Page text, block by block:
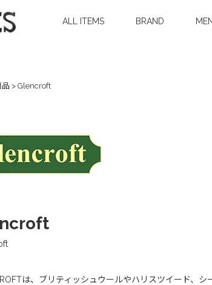
ALL ITEMS BRAND
品 > Glencroft
は、ブリティッシュウールやハリスツイード、